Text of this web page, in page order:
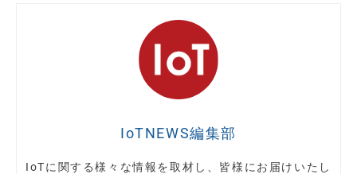
IoTNEWS編集部
IoTに関する様々な情報を取材し、皆様にお届けいたし